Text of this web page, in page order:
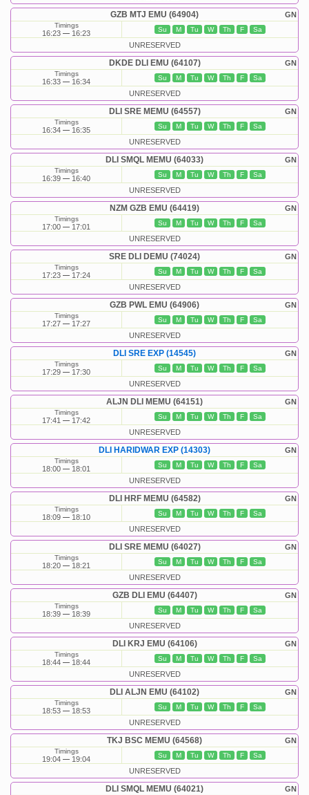
GN
GZB MTJ EMU (64904)
Timings
16:23 16:23 Su M Tu W Th F Sa
UNRESERVED
GN
DKDE DLI EMU (64107)
Timings
16:33 16:34 Su M Tu W Th F Sa
UNRESERVED
GN
DLI SRE MEMU (64557)
Timings
16:34 16:35 Su M Tu W Th F Sa
UNRESERVED
GN
DLI SMQL MEMU (64033)
Timings
16:39 16:40 Su M Tu W Th F Sa
UNRESERVED
GN
NZM GZB EMU (64419)
Timings
17:00 17:01 Su M Tu W Th F Sa
UNRESERVED
GN
SRE DLI DEMU (74024)
Timings
17:23 17:24 Su M Tu W Th F Sa
UNRESERVED
GN
GZB PWL EMU (64906)
Timings
17:27 17:27 Su M Tu W Th F Sa
UNRESERVED
GN
DLI SRE EXP (14545)
Timings
17:29 17:30 Su M Tu W Th F Sa
UNRESERVED
GN
ALJN DLI MEMU (64151)
Timings
17:41 17:42 Su M Tu W Th F Sa
UNRESERVED
GN
DLI HARIDWAR EXP (14303)
Timings
18:00 18:01 Su M Tu W Th F Sa
UNRESERVED
GN
DLI HRF MEMU (64582)
Timings
18:09 18:10 Su M Tu W Th F Sa
UNRESERVED
GN
DLI SRE MEMU (64027)
Timings
18:20 18:21 Su M Tu W Th F Sa
UNRESERVED
GN
GZB DLI EMU (64407)
Timings
18:39 18:39 Su M Tu W Th F Sa
UNRESERVED
GN
DLI KRJ EMU (64106)
Timings
18:44 18:44 Su M Tu W Th F Sa
UNRESERVED
GN
DLI ALJN EMU (64102)
Timings
18:53 18:53 Su M Tu W Th F Sa
UNRESERVED
GN
TKJ BSC MEMU (64568)
Timings
19:04 19:04 Su M Tu W Th F Sa
UNRESERVED
GN
DLI SMQL MEMU (64021)